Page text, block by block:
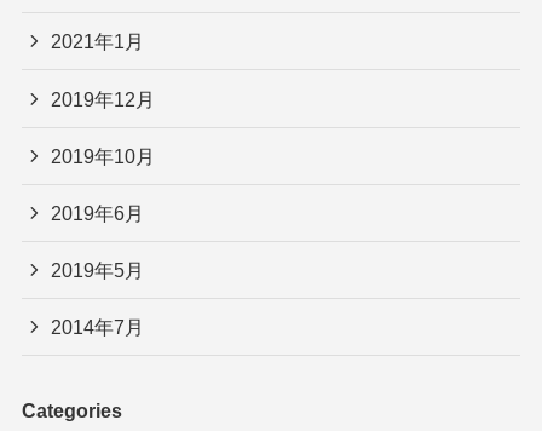
2021年1月
2019年12月
2019年10月
2019年6月
2019年5月
2014年7月
Categories